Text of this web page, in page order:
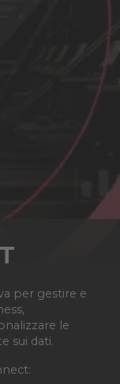
per gestire e
le
sui dati.